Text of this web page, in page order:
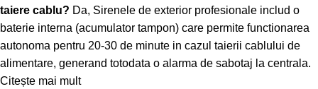
taiere cablu? Da, Sirenele de exterior profesionale includ o
baterie interna (acumulator tampon) care permite functionarea
autonoma pentru 20-30 de minute in cazul taierii cablului de
alimentare, generand totodata o alarma de sabotaj la centrala.
Citește mai mult